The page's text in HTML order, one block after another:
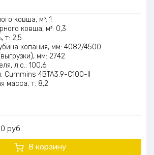
ковша, м³: 1
ковша, м³: 0,3
т: 2,5
копания, мм: 4082/4500
мм: 2742
л.с.: 100,6
Cummins 4BTA3.9-C100-II
масса, т: 8,2
руб.
В корзину